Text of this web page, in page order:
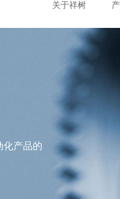
关于祥树
化产品的